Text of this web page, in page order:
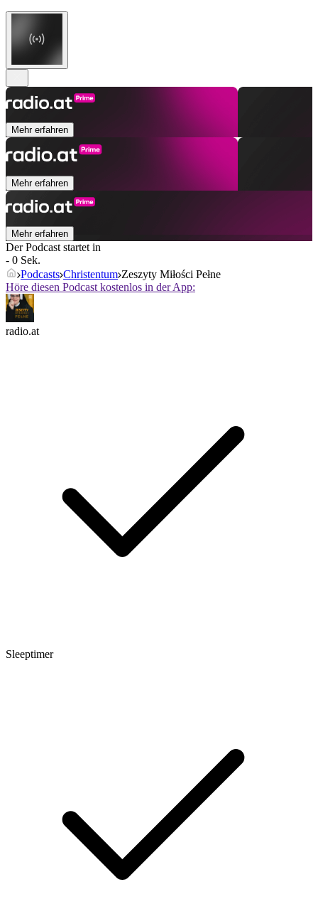
Mehr erfahren
Mehr erfahren
Mehr erfahren
Der Podcast startet in
- 0 Sek.
Podcasts Christentum Zeszyty Miłości Pełne
Höre diesen Podcast kostenlos in der App:
radio.at
Sleeptimer